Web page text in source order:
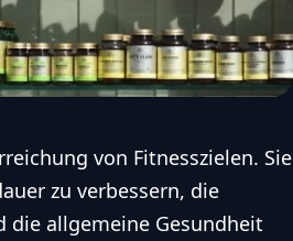
von Fitnesszielen. Sie
zu verbessern, die
die allgemeine Gesundheit